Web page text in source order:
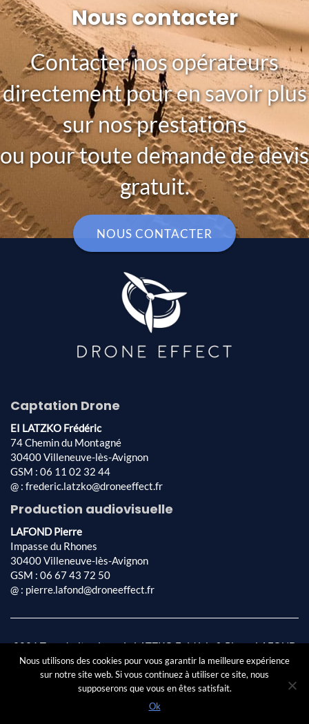
Nous contacter
Contacter nos opérateurs
directement pour en savoir plus
sur nos prestations
ou pour toute demande de devis
gratuit.
NOUS CONTACTER
Captation Drone
EI LATZKO Frédéric
74 Chemin du Montagné
30400 Villeneuve-lès-Avignon
GSM : 06 11 02 32 44
@ : frederic.latzko@droneeffect.fr
Production audiovisuelle
LAFOND Pierre
Impasse du Rhones
30400 Villeneuve-lès-Avignon
GSM : 06 67 43 72 50
@ : pierre.lafond@droneeffect.fr
2026 Tous droits réservés LATZKO Frédéric & Pierre LAFOND
Conception & réalisation parAFA-Multimédia SARL|Mentions
légales| Politique de confidentialité
Nous utilisons des cookies pour vous garantir la meilleure expérience
sur notre site web. Si vous continuez à utiliser ce site, nous
supposerons que vous en êtes satisfait.
Ok